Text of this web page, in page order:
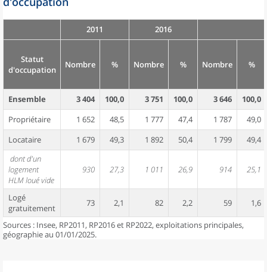
2011 2016
Statut
d'occupation
Nombre % Nombre % Nombre %
Ensemble 3 404 100,0 3 751 100,0 3 646
100,0
Propriétaire
1 652 48,5 1 777 47,4 1 787
49,0
Locataire
1 679 49,3 1 892 50,4 1 799
49,4
dont d'un
logement
HLM loué vide
930 27,3 1 011 26,9 914 25,1
Logé
gratuitement
73 2,1 82 2,2 59 1,6
Sources : Insee, RP2011, RP2016 et RP2022, exploitations principales,
géographie au 01/01/2025.